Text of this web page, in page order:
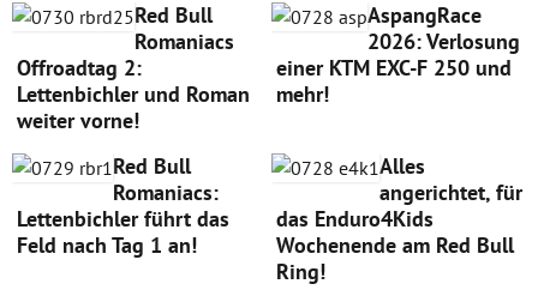
Red Bull
Romaniacs
Offroadtag 2:
Lettenbichler und Roman
weiter vorne!
AspangRace
2026: Verlosung
einer KTM EXC-F 250 und
mehr!
Red Bull
Romaniacs:
Lettenbichler führt das
Feld nach Tag 1 an!
Alles
angerichtet, für
das Enduro4Kids
Wochenende am Red Bull
Ring!